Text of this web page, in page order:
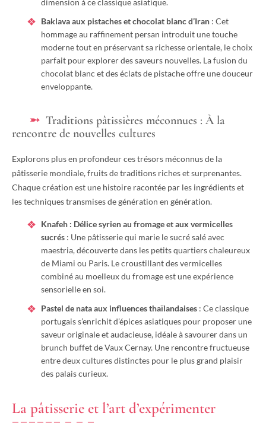
dimension à ce classique asiatique.
Baklava aux pistaches et chocolat blanc d’Iran : Cet
hommage au raffinement persan introduit une touche
moderne tout en préservant sa richesse orientale, le choix
parfait pour explorer des saveurs nouvelles. La fusion du
chocolat blanc et des éclats de pistache offre une douceur
enveloppante.
Traditions pâtissières méconnues : À la
rencontre de nouvelles cultures
Explorons plus en profondeur ces trésors méconnus de la
pâtisserie mondiale, fruits de traditions riches et surprenantes.
Chaque création est une histoire racontée par les ingrédients et
les techniques transmises de génération en génération.
Knafeh : Délice syrien au fromage et aux vermicelles
sucrés : Une pâtisserie qui marie le sucré salé avec
maestria, découverte dans les petits quartiers chaleureux
de Miami ou Paris. Le croustillant des vermicelles
combiné au moelleux du fromage est une expérience
sensorielle en soi.
Pastel de nata aux influences thaïlandaises : Ce classique
portugais s’enrichit d’épices asiatiques pour proposer une
saveur originale et audacieuse, idéale à savourer dans un
brunch buffet de Vaux Cernay. Une rencontre fructueuse
entre deux cultures distinctes pour le plus grand plaisir
des palais curieux.
La pâtisserie et l’art d’expérimenter